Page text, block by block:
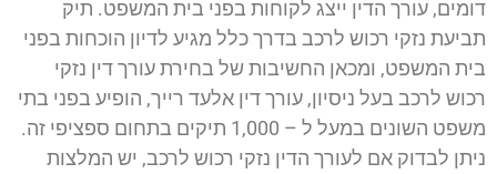
דומים, עורך הדין ייצג לקוחות בפני בית המשפט. תיק
תביעת נזקי רכוש לרכב בדרך כלל מגיע לדיון הוכחות בפני
בית המשפט, ומכאן החשיבות של בחירת עורך דין נזקי
רכוש לרכב בעל ניסיון, עורך דין אלעד רייך, הופיע בפני בתי
משפט השונים במעל ל – 1,000 תיקים בתחום ספציפי זה.
ניתן לבדוק אם לעורך הדין נזקי רכוש לרכב, יש המלצות